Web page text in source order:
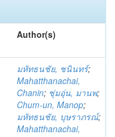
Author(s)
มหัทธนชัย, ชนินทร์;
Mahatthanachai,
Chanin; ชุ่มอุ่น, มานพ;
Chum-un, Manop;
มหัทธนชัย, บุษราภรณ์;
Mahatthanachai,